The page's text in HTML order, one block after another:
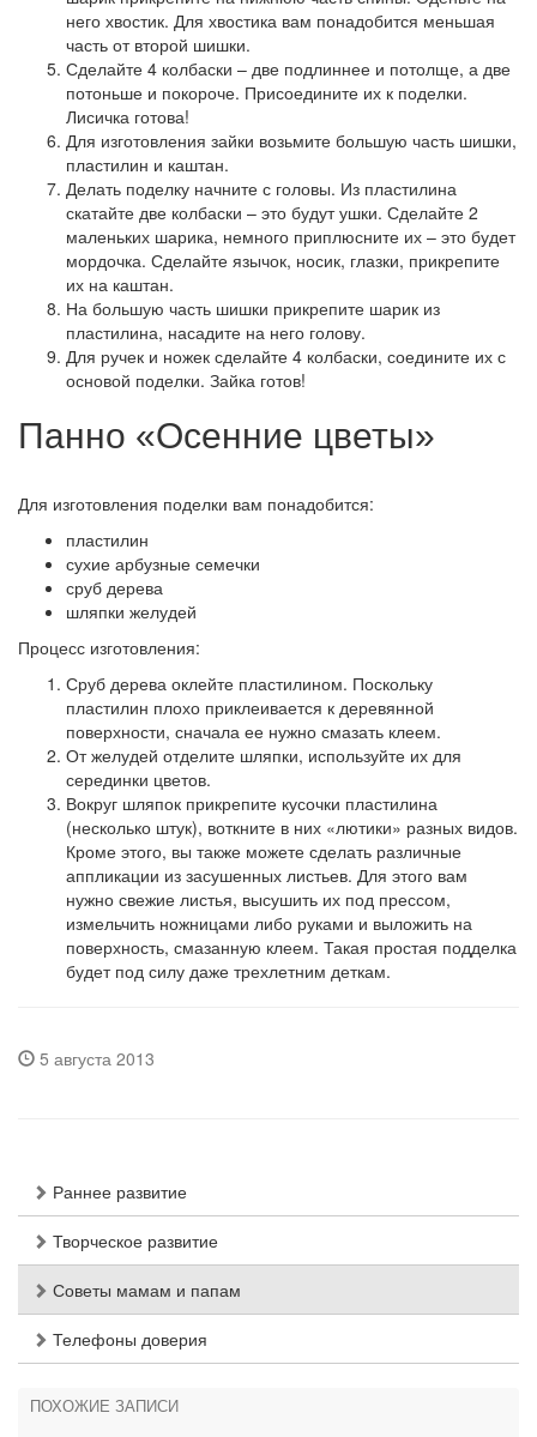
него хвостик. Для хвостика вам понадобится меньшая
часть от второй шишки.
Сделайте 4 колбаски – две подлиннее и потолще, а две
потоньше и покороче. Присоедините их к поделки.
Лисичка готова!
Для изготовления зайки возьмите большую часть шишки,
пластилин и каштан.
Делать поделку начните с головы. Из пластилина
скатайте две колбаски – это будут ушки. Сделайте 2
маленьких шарика, немного приплюсните их – это будет
мордочка. Сделайте язычок, носик, глазки, прикрепите
их на каштан.
На большую часть шишки прикрепите шарик из
пластилина, насадите на него голову.
Для ручек и ножек сделайте 4 колбаски, соедините их с
основой поделки. Зайка готов!
Панно «Осенние цветы»
Для изготовления поделки вам понадобится:
пластилин
сухие арбузные семечки
сруб дерева
шляпки желудей
Процесс изготовления:
Сруб дерева оклейте пластилином. Поскольку
пластилин плохо приклеивается к деревянной
поверхности, сначала ее нужно смазать клеем.
От желудей отделите шляпки, используйте их для
серединки цветов.
Вокруг шляпок прикрепите кусочки пластилина
(несколько штук), воткните в них «лютики» разных видов.
Кроме этого, вы также можете сделать различные
аппликации из засушенных листьев. Для этого вам
нужно свежие листья, высушить их под прессом,
измельчить ножницами либо руками и выложить на
поверхность, смазанную клеем. Такая простая подделка
будет под силу даже трехлетним деткам.
5 августа 2013
Раннее развитие
Творческое развитие
Советы мамам и папам
Телефоны доверия
ПОХОЖИЕ ЗАПИСИ